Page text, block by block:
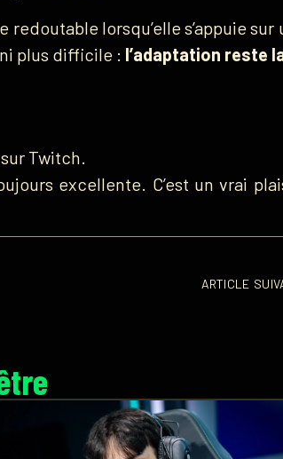
redoutable lorsqu’elle s’appuie sur
plus difficile : l’adaptation reste
Twitch.
excellente. C’est un vrai
ARTICLE